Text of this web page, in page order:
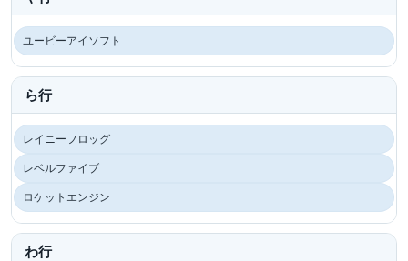
ユービーアイソフト
ら行
レイニーフロッグ
レベルファイブ
ロケットエンジン
わ行